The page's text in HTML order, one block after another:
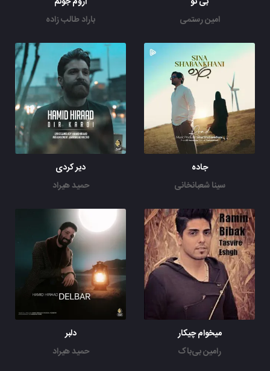
امین رستمی
باراد طالب زاده
جاده
سینا شعبانخانی
دیر کردی
حمید هیراد
میخوام چیکار
رامین بی‌باک
دلبر
حمید هیراد